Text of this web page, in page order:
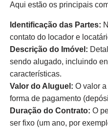
Aqui estão os principais
Identificação das Partes:
contato do locador e
Descrição do Imóvel:
sendo alugado, incluindo
características.
Valor do Aluguel: O valor
forma de pagamento
Duração do Contrato: O
ser fixo (um ano, por